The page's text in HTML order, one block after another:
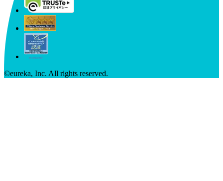
©︎eureka, Inc. All rights reserved.